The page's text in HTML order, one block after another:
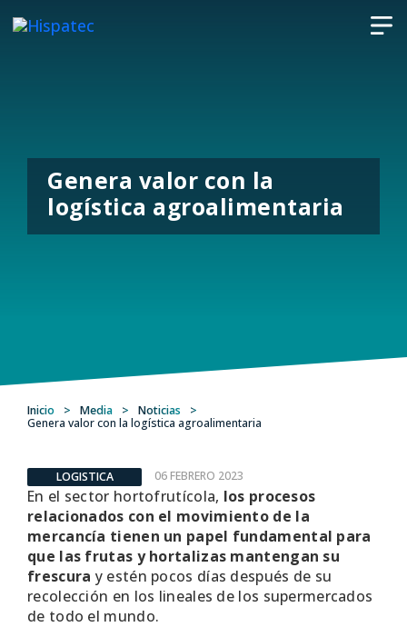
Genera valor con la
logística agroalimentaria
Inicio > Media > Noticias
>
Genera valor con la logística agroalimentaria
LOGISTICA 06 FEBRERO 2023
En el sector hortofrutícola, los procesos
relacionados con el movimiento de la
mercancía tienen un papel fundamental para
que las frutas y hortalizas mantengan su
frescura y estén pocos días después de su
recolección en los lineales de los supermercados
de todo el mundo.